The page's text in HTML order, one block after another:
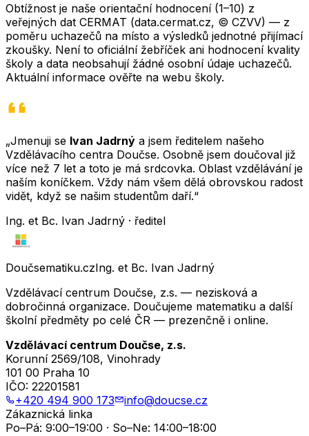
Obtížnost je naše orientační hodnocení (1–10) z
veřejných dat CERMAT (data.cermat.cz, © CZVV) — z
poměru uchazečů na místo a výsledků jednotné přijímací
zkoušky. Není to oficiální žebříček ani hodnocení kvality
školy a data neobsahují žádné osobní údaje uchazečů.
Aktuální informace ověřte na webu školy.
„Jmenuji se Ivan Jadrný a jsem ředitelem našeho
Vzdělávacího centra Doučse. Osobně jsem doučoval již
více než 7 let a toto je má srdcovka. Oblast vzdělávání je
naším koníčkem. Vždy nám všem dělá obrovskou radost
vidět, když se našim studentům daří.“
Ing. et Bc. Ivan Jadrný · ředitel
Doučsematiku.czIng. et Bc. Ivan Jadrný
Vzdělávací centrum Doučse, z.s. — nezisková a
dobročinná organizace. Doučujeme matematiku a další
školní předměty po celé ČR — prezenčně i online.
Vzdělávací centrum Doučse, z.s.
Korunní 2569/108, Vinohrady
101 00 Praha 10
IČO: 22201581
+420 494 900 173
info@doucse.cz
Zákaznická linka
Po–Pá: 9:00–19:00 · So–Ne: 14:00–18:00